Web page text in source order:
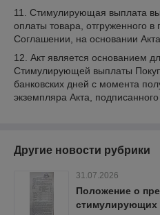
11. Стимулирующая выплата
оплаты товара, отгруженного
Соглашении, на основании Акта.
12. Акт является основанием
Стимулирующей выплаты
банковских дней с момента
экземпляра Акта,
Другие новости рубрики
31.07.2026
Положение о
стимулирующих